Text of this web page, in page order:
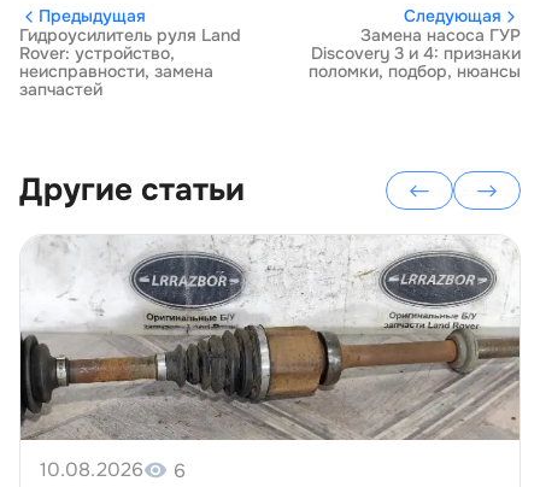
Предыдущая
Гидроусилитель руля Land
Rover: устройство,
неисправности, замена
запчастей
Следующая
Замена насоса ГУР
Discovery 3 и 4: признаки
поломки, подбор, нюансы
Другие статьи
10.08.2026 6